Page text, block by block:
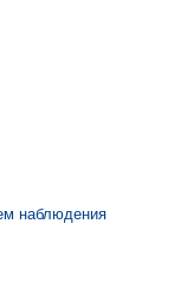
наблюдения